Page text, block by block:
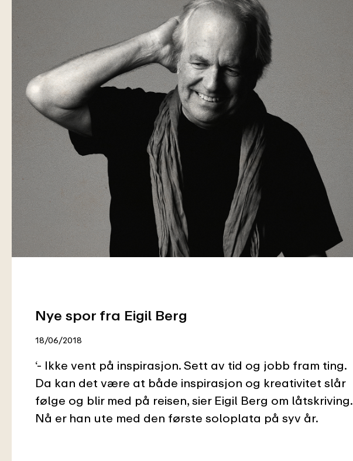
Nye spor fra Eigil Berg
18/06/2018
‘- Ikke vent på inspirasjon. Sett av tid og jobb fram ting.
Da kan det være at både inspirasjon og kreativitet slår
følge og blir med på reisen, sier Eigil Berg om låtskriving.
Nå er han ute med den første soloplata på syv år.